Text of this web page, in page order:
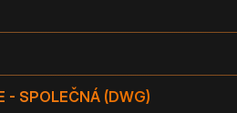
- SPOLEČNÁ (DWG)